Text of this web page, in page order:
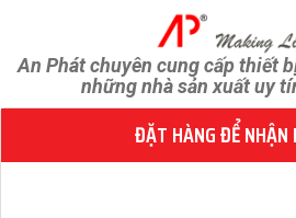
An Phát chuyên cung cấp thiết
những nhà sản xuất uy
ĐẶT HÀNG ĐỂ NHẬN